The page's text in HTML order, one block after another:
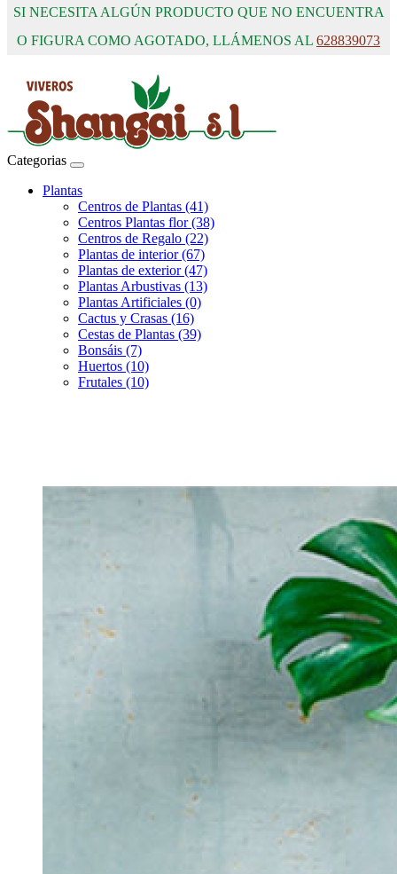
SI NECESITA ALGÚN PRODUCTO QUE NO ENCUENTRA
O FIGURA COMO AGOTADO, LLÁMENOS AL 628839073
Categorias
Plantas
Centros de Plantas (41)
Centros Plantas flor (38)
Centros de Regalo (22)
Plantas de interior (67)
Plantas de exterior (47)
Plantas Arbustivas (13)
Plantas Artificiales (0)
Cactus y Crasas (16)
Cestas de Plantas (39)
Bonsáis (7)
Huertos (10)
Frutales (10)